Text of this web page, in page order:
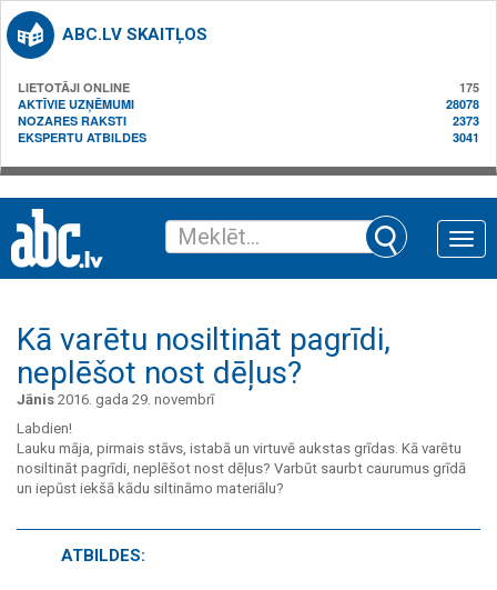
ABC.LV SKAITĻOS
LIETOTĀJI ONLINE
175
AKTĪVIE UZŅĒMUMI
28078
NOZARES RAKSTI
2373
EKSPERTU ATBILDES
3041
Toggle
Kā varētu nosiltināt pagrīdi,
neplēšot nost dēļus?
Jānis 2016. gada 29. novembrī
Labdien!
Lauku māja, pirmais stāvs, istabā un virtuvē aukstas grīdas. Kā varētu
nosiltināt pagrīdi, neplēšot nost dēļus? Varbūt saurbt caurumus grīdā
un iepūst iekšā kādu siltināmo materiālu?
ATBILDES: